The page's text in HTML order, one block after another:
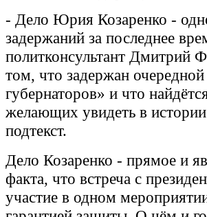
- Дело Юрия Козаренко -
задержаний за последнее
политконсультант Дмитрий
том, что задержан
губернаторов» и что
желающих увидеть в
подтекст.
Дело Козаренко - прямое и
факта, что встреча с
участие в одном